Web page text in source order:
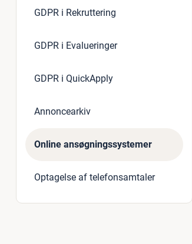
GDPR i Rekruttering
GDPR i Evalueringer
GDPR i QuickApply
Annoncearkiv
Online ansøgningssystemer
Optagelse af telefonsamtaler